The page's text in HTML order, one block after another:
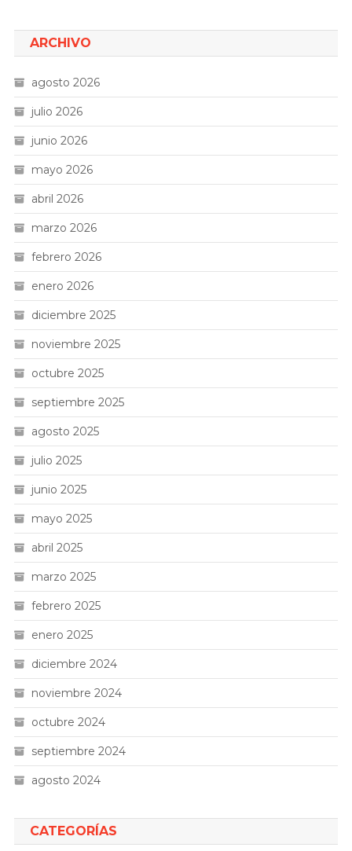
ARCHIVO
agosto 2026
julio 2026
junio 2026
mayo 2026
abril 2026
marzo 2026
febrero 2026
enero 2026
diciembre 2025
noviembre 2025
octubre 2025
septiembre 2025
agosto 2025
julio 2025
junio 2025
mayo 2025
abril 2025
marzo 2025
febrero 2025
enero 2025
diciembre 2024
noviembre 2024
octubre 2024
septiembre 2024
agosto 2024
CATEGORÍAS